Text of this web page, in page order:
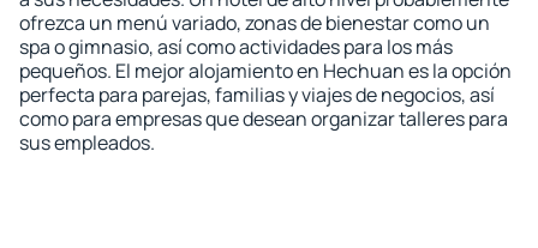
ofrezca un menú variado, zonas de bienestar como un
spa o gimnasio, así como actividades para los más
pequeños. El mejor alojamiento en Hechuan es la opción
perfecta para parejas, familias y viajes de negocios, así
como para empresas que desean organizar talleres para
sus empleados.